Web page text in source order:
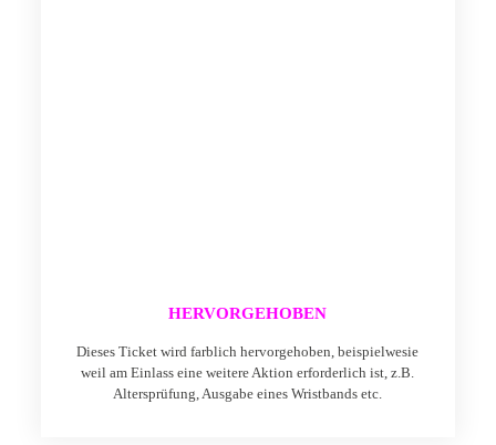
HERVORGEHOBEN
Dieses Ticket wird farblich hervorgehoben, beispielwesie
weil am Einlass eine weitere Aktion erforderlich ist, z.B.
Altersprüfung, Ausgabe eines Wristbands etc.